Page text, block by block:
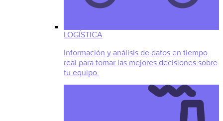
LOGÍSTICA
Información y análisis de datos en tiempo
real para tomar las mejores decisiones sobre
tu equipo.